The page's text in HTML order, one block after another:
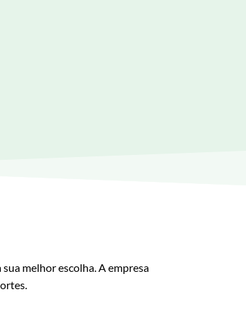
sua melhor escolha. A empresa